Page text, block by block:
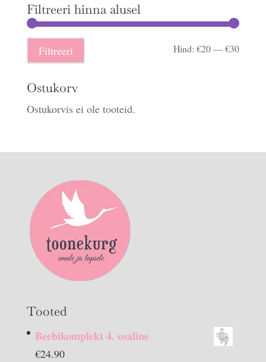
Filtreeri hinna alusel
Filtreeri Hind:€20—€30
Ostukorv
Ostukorvis ei ole tooteid.
Tooted
Beebikomplekt 4. osaline
€24.90